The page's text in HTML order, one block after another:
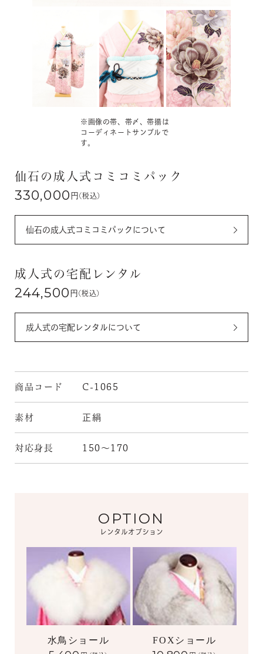
※画像の帯、帯〆、帯揚は
コーディネートサンプルで
す。
仙石の成人式コミコミパック
330,000 円 (税込)
仙石の成人式コミコミパックについて
成人式の宅配レンタル
244,500 円 (税込)
成人式の宅配レンタルについて
商品コード C-1065
素材 正絹
対応身長 150～170
OPTION
レンタルオプション
水鳥ショール FOXショール